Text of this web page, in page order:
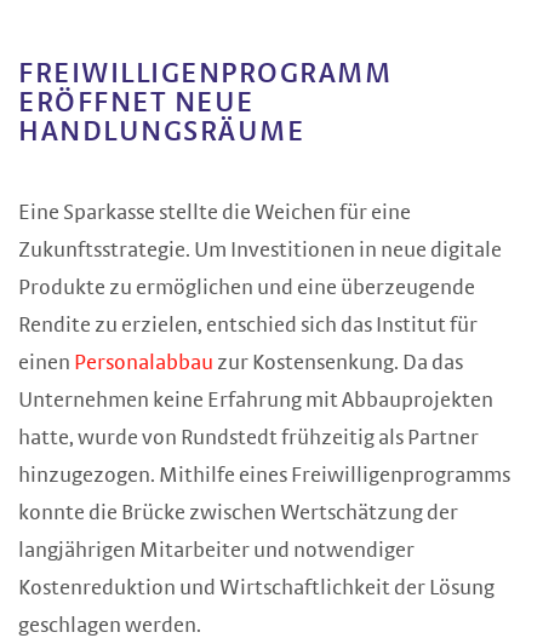
FREIWILLIGENPROGRAMM
ERÖFFNET NEUE
HANDLUNGSRÄUME
Eine Sparkasse stellte die Weichen für eine
Zukunftsstrategie. Um Investitionen in neue digitale
Produkte zu ermöglichen und eine überzeugende
Rendite zu erzielen, entschied sich das Institut für
einen Personalabbau zur Kostensenkung. Da das
Unternehmen keine Erfahrung mit Abbauprojekten
hatte, wurde von Rundstedt frühzeitig als Partner
hinzugezogen. Mithilfe eines Freiwilligenprogramms
konnte die Brücke zwischen Wertschätzung der
langjährigen Mitarbeiter und notwendiger
Kostenreduktion und Wirtschaftlichkeit der Lösung
geschlagen werden.